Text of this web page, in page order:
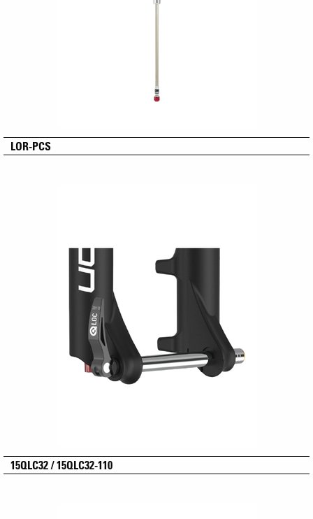
LOR-PCS
15QLC32 / 15QLC32-110